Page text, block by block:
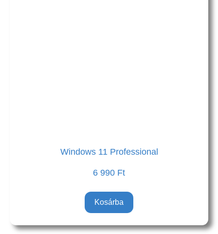
Windows 11 Professional
6 990 Ft
Kosárba